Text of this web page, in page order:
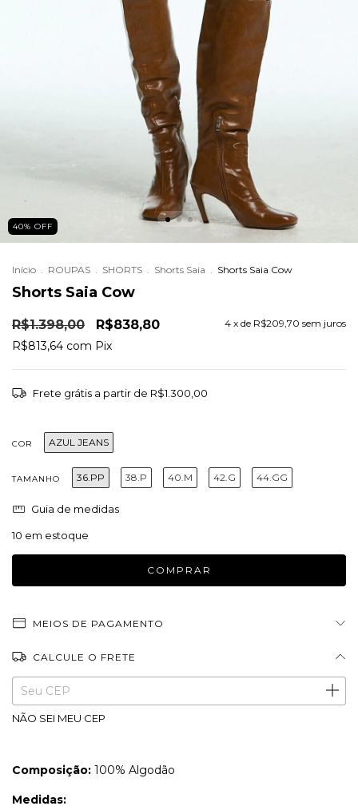
40% OFF
Início . ROUPAS . SHORTS . Shorts Saia . Shorts Saia Cow
Shorts Saia Cow
R$1.398,00 R$838,80 4 x de R$209,70 sem juros
R$813,64 com Pix
Frete grátis a partir de R$1.300,00
COR AZUL JEANS
TAMANHO 36.PP 38.P 40.M 42.G 44.GG
Guia de medidas
10 em estoque
MEIOS DE PAGAMENTO
CALCULE O FRETE
Entregas para o CEP: ALTERAR CEP
NÃO SEI MEU CEP
Composição: 100% Algodão
Medidas: